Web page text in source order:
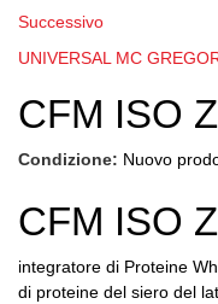
Successivo
UNIVERSAL MC
CFM ISO
Condizione: Nuovo
CFM ISO
integratore di Proteine
di proteine del siero del